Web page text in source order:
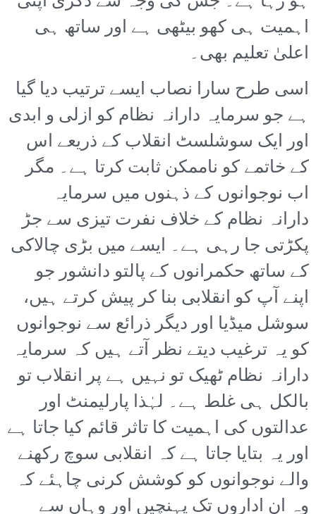
اہمیت ہی کھو بیٹھی ہے اور ساتھ ہی
اعلیٰ تعلیم بھی۔
اسی طرح سارا نصاب ایسے ترتیب دیا گیا
ہے جو سرمایہ دارانہ نظام کو ازلی و ابدی
اور ایک سوشلسٹ انقلاب کے ذریعے اس
کے خاتمے کو ناممکن ثابت کرتا ہے۔ مگر
اب نوجوانوں کے ذہنوں میں سرمایہ
دارانہ نظام کے خلاف نفرت تیزی سے جڑ
پکڑتی جا رہی ہے۔ ایسے میں بڑی چالاکی
کے ساتھ حکمرانوں کے پالتو دانشور جو
اپنے آپ کو انقلابی بنا کر پیش کرتے ہیں،
سوشل میڈیا اور دیگر ذرائع سے نوجوانوں
کو یہ ترغیب دیتے نظر آتے ہیں کہ سرمایہ
دارانہ نظام ٹھیک تو نہیں ہے پر انقلاب تو
بالکل ہی غلط ہے۔ لہٰذا پارلیمنٹ اور
عدالتوں کی اہمیت کا تاثر قائم کیا جاتا ہے
اور یہ بتایا جاتا ہے کہ انقلابی سوچ رکھنے
والے نوجوانوں کو کوشش کرنی چاہئے کہ
وہ ان اداروں تک پہنچیں اور وہاں سے